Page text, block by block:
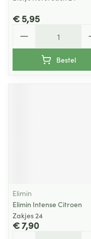
€ 5,95
Bestel
Elimin
Elimin Intense Citroen
Zakjes 24
€ 7,90